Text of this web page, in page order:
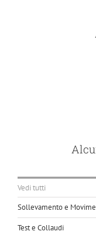
Vedi tutti
Sollevamento e
Test e Collaudi